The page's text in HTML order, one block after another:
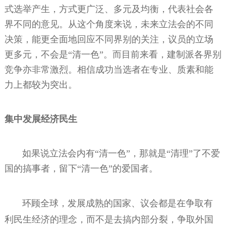
式选举产生，方式更广泛、多元及均衡，代表社会各
界不同的意见。从这个角度来说，未来立法会的不同
决策，能更全面地回应不同界别的关注，议员的立场
更多元，不会是“清一色”。而目前来看，建制派各界别
竞争亦非常激烈。相信成功当选者在专业、质素和能
力上都较为突出。
集中发展经济民生
如果说立法会内有“清一色”，那就是“清理”了不爱
国的搞事者，留下“清一色”的爱国者。
环顾全球，发展成熟的国家、议会都是在争取有
利民生经济的理念，而不是去搞内部分裂，争取外国